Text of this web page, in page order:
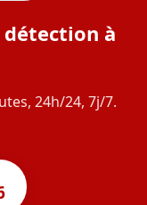
à
24h/24, 7j/7.